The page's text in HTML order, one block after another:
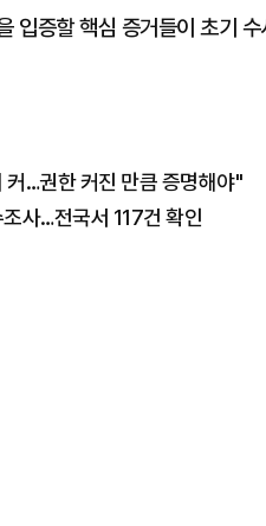
입증할 핵심 증거들이 초기
커…권한 커진 만큼 증명해야"
사…전국서 117건 확인